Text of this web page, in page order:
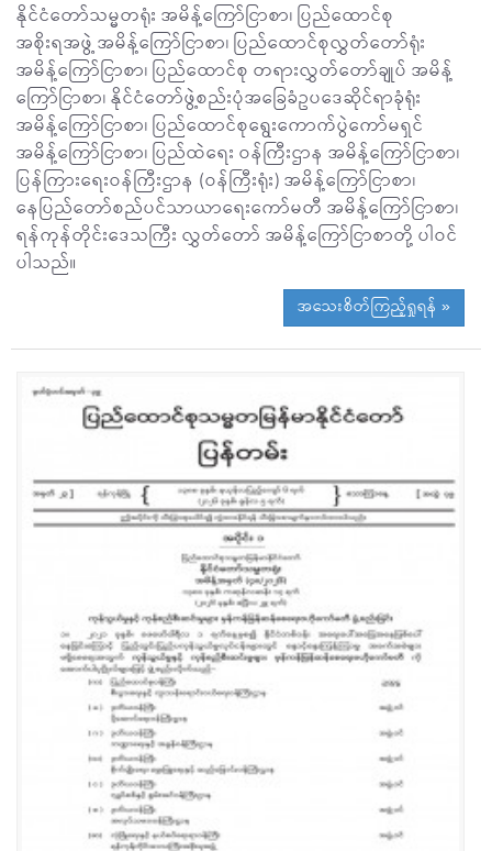
နိုင်ငံတော်သမ္မတရုံး အမိန့်ကြော်ငြာစာ၊ ပြည်ထောင်စု
အစိုးရအဖွဲ့ အမိန့်ကြော်ငြာစာ၊ ပြည်ထောင်စုလွှတ်တော်ရုံး
အမိန့်ကြော်ငြာစာ၊ ပြည်ထောင်စု တရားလွှတ်တော်ချုပ် အမိန့်
ကြော်ငြာစာ၊ နိုင်ငံတော်ဖွဲ့စည်းပုံအခြေခံဥပဒေဆိုင်ရာခုံရုံး
အမိန့်ကြော်ငြာစာ၊ ပြည်ထောင်စုရွေးကောက်ပွဲကော်မရှင်
အမိန့်ကြော်ငြာစာ၊ ပြည်ထဲရေး ဝန်ကြီးဌာန အမိန့်ကြော်ငြာစာ၊
ပြန်ကြားရေးဝန်ကြီးဌာန (ဝန်ကြီးရုံး) အမိန့်ကြော်ငြာစာ၊
နေပြည်တော်စည်ပင်သာယာရေးကော်မတီ အမိန့်ကြော်ငြာစာ၊
ရန်ကုန်တိုင်းဒေသကြီး လွှတ်တော် အမိန့်ကြော်ငြာစာတို့ ပါဝင်
ပါသည်။
အသေးစိတ်ကြည့်ရှုရန် »